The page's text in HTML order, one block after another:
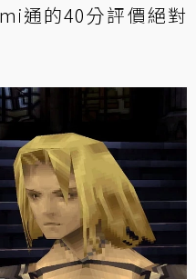
通的40分評價絕對